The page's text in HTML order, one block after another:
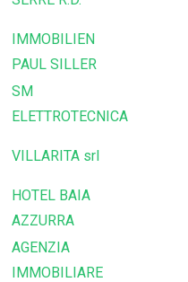
IMMOBILIEN
PAUL SILLER
SM
ELETTROTECNICA
VILLARITA srl
HOTEL BAIA
AZZURRA
AGENZIA
IMMOBILIARE